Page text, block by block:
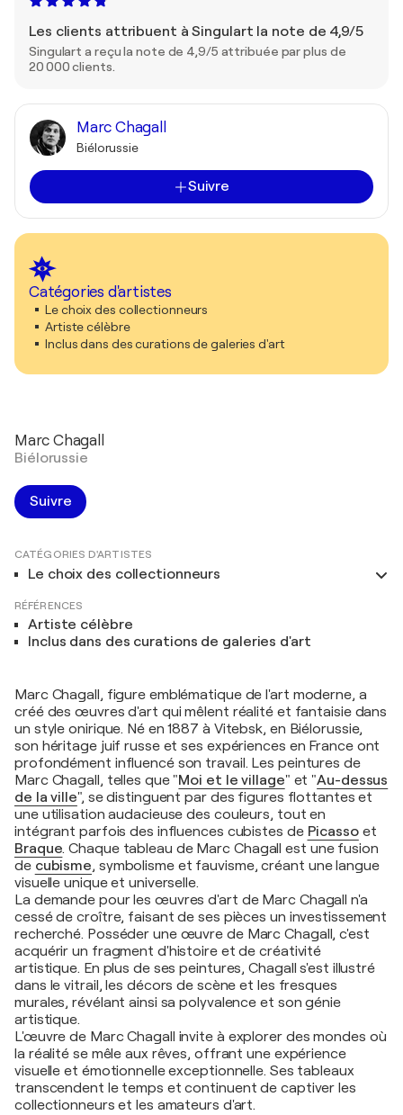
Les clients attribuent à Singulart la note de 4,9/5
Singulart a reçu la note de 4,9/5 attribuée par plus de
20 000 clients.
Marc Chagall
Biélorussie
Suivre
Catégories d'artistes
Le choix des collectionneurs
Artiste célèbre
Inclus dans des curations de galeries d'art
Marc Chagall
Biélorussie
Suivre
CATÉGORIES D'ARTISTES
Le choix des collectionneurs
RÉFÉRENCES
Artiste célèbre
Inclus dans des curations de galeries d'art
Marc Chagall, figure emblématique de l'art moderne, a
créé des œuvres d'art qui mêlent réalité et fantaisie dans
un style onirique. Né en 1887 à Vitebsk, en Biélorussie,
son héritage juif russe et ses expériences en France ont
profondément influencé son travail. Les peintures de
Marc Chagall, telles que "Moi et le village" et "Au-dessus
de la ville", se distinguent par des figures flottantes et
une utilisation audacieuse des couleurs, tout en
intégrant parfois des influences cubistes de Picasso et
Braque. Chaque tableau de Marc Chagall est une fusion
de cubisme, symbolisme et fauvisme, créant une langue
visuelle unique et universelle.
La demande pour les œuvres d'art de Marc Chagall n'a
cessé de croître, faisant de ses pièces un investissement
recherché. Posséder une œuvre de Marc Chagall, c'est
acquérir un fragment d'histoire et de créativité
artistique. En plus de ses peintures, Chagall s'est illustré
dans le vitrail, les décors de scène et les fresques
murales, révélant ainsi sa polyvalence et son génie
artistique.
L'œuvre de Marc Chagall invite à explorer des mondes où
la réalité se mêle aux rêves, offrant une expérience
visuelle et émotionnelle exceptionnelle. Ses tableaux
transcendent le temps et continuent de captiver les
collectionneurs et les amateurs d'art.